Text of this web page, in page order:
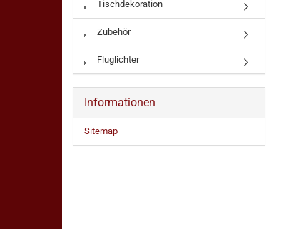
Tischdekoration
Zubehör
Fluglichter
Informationen
Sitemap